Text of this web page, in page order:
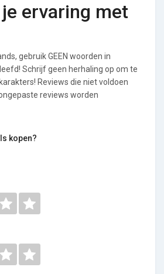
ervaring met
gebruik GEEN woorden in
Schrijf geen herhaling op om te
Reviews die niet voldoen
reviews worden
kopen?